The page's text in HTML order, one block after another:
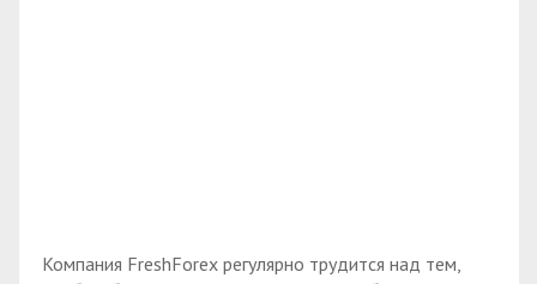
Компания FreshForex регулярно трудится над тем,